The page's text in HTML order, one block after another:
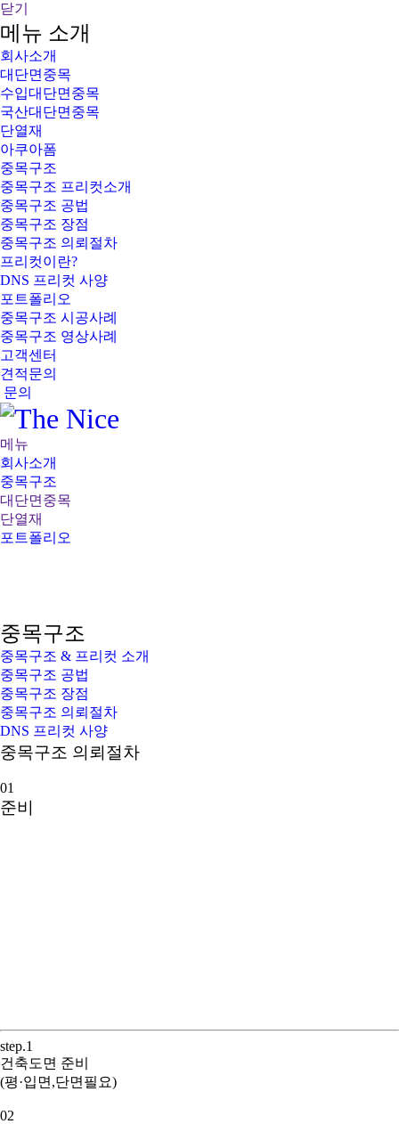
닫기
메뉴 소개
회사소개
대단면중목
수입대단면중목
국산대단면중목
단열재
아쿠아폼
중목구조
중목구조 프리컷소개
중목구조 공법
중목구조 장점
중목구조 의뢰절차
프리컷이란?
DNS 프리컷 사양
포트폴리오
중목구조 시공사례
중목구조 영상사례
고객센터
견적문의
문의
메뉴
회사소개
중목구조
대단면중목
단열재
포트폴리오
회사소개
중목구조
대단면중목
단열재
포트폴리오
국산 대단면 중목
아쿠아폼
중목구조 시공사례
중목구조 영상사례
중목구조
중목구조 & 프리컷 소개
중목구조 공법
중목구조 장점
중목구조 의뢰절차
DNS 프리컷 사양
중목구조 의뢰절차
01
준비
step.1
건축도면 준비
(평·입면,단면필요)
02